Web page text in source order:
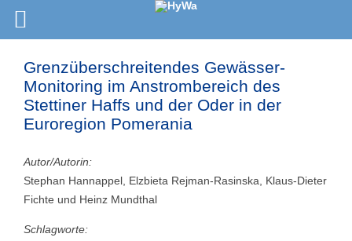
Grenzüberschreitendes Gewässer-
Monitoring im Anstrombereich des
Stettiner Haffs und der Oder in der
Euroregion Pomerania
Autor/Autorin:
Stephan Hannappel, Elzbieta Rejman-Rasinska, Klaus-Dieter
Fichte und Heinz Mundthal
Schlagworte: